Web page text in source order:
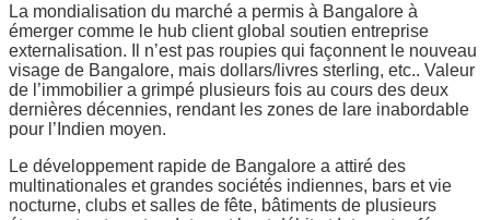
La mondialisation du marché a permis à Bangalore à
émerger comme le hub client global soutien entreprise
externalisation. Il n’est pas roupies qui façonnent le nouveau
visage de Bangalore, mais dollars/livres sterling, etc.. Valeur
de l’immobilier a grimpé plusieurs fois au cours des deux
dernières décennies, rendant les zones de lare inabordable
pour l’Indien moyen.
Le développement rapide de Bangalore a attiré des
multinationales et grandes sociétés indiennes, bars et vie
nocturne, clubs et salles de fête, bâtiments de plusieurs